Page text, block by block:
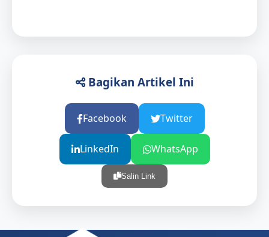
Bagikan Artikel Ini
Facebook Twitter
LinkedIn WhatsApp
Salin Link